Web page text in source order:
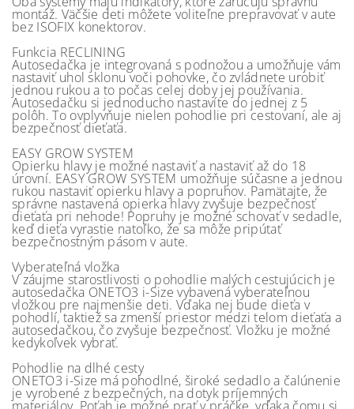
montáž. Väčšie deti môžete voliteľne prepravovať v aute
bez ISOFIX konektorov.
Funkcia RECLINING
Autosedačka je integrovaná s podnožou a umožňuje vám
nastaviť uhol sklonu voči pohovke, čo zvládnete urobiť
jednou rukou a to počas celej doby jej používania.
Autosedačku si jednoducho nastavíte do jednej z 5
polôh. To ovplyvňuje nielen pohodlie pri cestovaní, ale aj
bezpečnosť dieťaťa.
EASY GROW SYSTEM
Opierku hlavy je možné nastaviť a nastaviť až do 18
úrovní. EASY GROW SYSTEM umožňuje súčasne a jednou
rukou nastaviť opierku hlavy a popruhov. Pamätajte, že
správne nastavená opierka hlavy zvyšuje bezpečnosť
dieťaťa pri nehode! Popruhy je možné schovať v sedadle,
keď dieťa vyrastie natoľko, že sa môže pripútať
bezpečnostným pásom v aute.
Vyberateľná vložka
V záujme starostlivosti o pohodlie malých cestujúcich je
autosedačka ONETO3 i-Size vybavená vyberateľnou
vložkou pre najmenšie deti. Vďaka nej bude dieťa v
pohodlí, taktiež sa zmenší priestor medzi telom dieťaťa a
autosedačkou, čo zvyšuje bezpečnosť. Vložku je možné
kedykoľvek vybrať.
Pohodlie na dlhé cesty
ONETO3 i-Size má pohodlné, široké sedadlo a čalúnenie
je vyrobené z bezpečných, na dotyk príjemných